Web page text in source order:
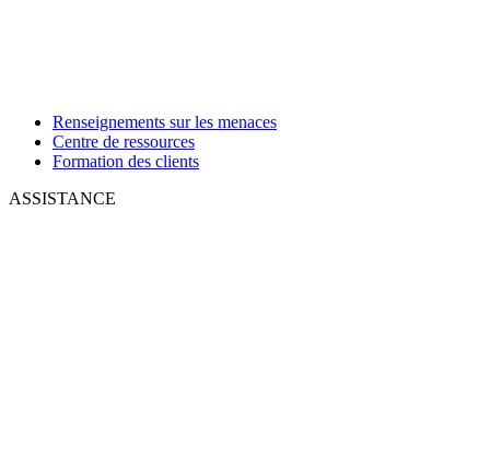
Renseignements sur les menaces
Centre de ressources
Formation des clients
ASSISTANCE